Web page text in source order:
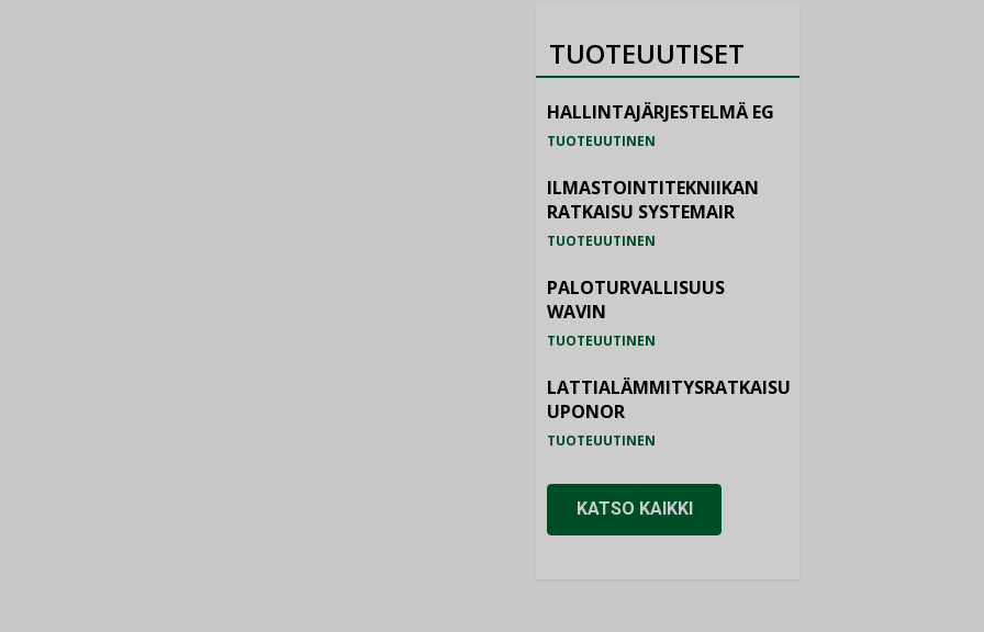
TUOTEUUTISET
HALLINTAJÄRJESTELMÄ EG
TUOTEUUTINEN
ILMASTOINTITEKNIIKAN
RATKAISU SYSTEMAIR
TUOTEUUTINEN
PALOTURVALLISUUS
WAVIN
TUOTEUUTINEN
LATTIALÄMMITYSRATKAISU
UPONOR
TUOTEUUTINEN
KATSO KAIKKI